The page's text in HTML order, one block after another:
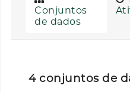
Conjuntos
de dados
4 conjuntos de